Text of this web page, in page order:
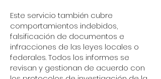
Este servicio también cubre
comportamientos indebidos,
falsificación de documentos e
infracciones de las leyes locales o
federales. Todos los informes se
revisan y gestionan de acuerdo con